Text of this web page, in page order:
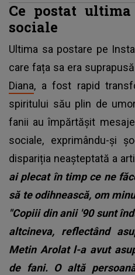
Ce postat
sociale
Ultima sa postare pe
care fața sa era
Diana, a fost rapid
spiritului său plin de
fanii au împărtășit
sociale, exprimându-și
dispariția neașteptată a
ai plecat în timp ce ne
să te odihnească, om
"Copiii din anii '90 sunt
altcineva, reflectând
Metin Arolat l-a avut
de fani. O altă